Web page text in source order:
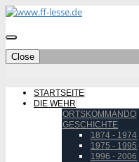
Close
STARTSEITE
DIE WEHR
ORTSKOMMANDO
GESCHICHTE
1874 - 1974
1975 - 1995
1996 - 2006